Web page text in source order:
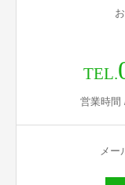
TEL.
営業時間
メー